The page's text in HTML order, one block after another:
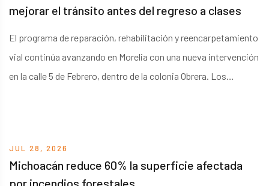
mejorar el tránsito antes del regreso a clases
El programa de reparación, rehabilitación y reencarpetamiento
vial continúa avanzando en Morelia con una nueva intervención
en la calle 5 de Febrero, dentro de la colonia Obrera. Los
asfáltica para mejorar las condiciones de circulación.
JUL 28, 2026
Michoacán reduce 60% la superficie afectada
por incendios forestales